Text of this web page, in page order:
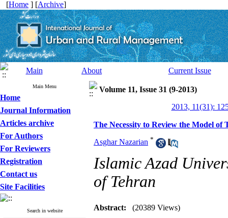
[Home ] [Archive]
Main About Current Issue
Main Menu
Home
Journal Information
Articles archive
For Authors
For Reviewers
Registration
Contact us
Site Facilities
Search in website
Volume 11, Issue 31 (9-2013)
2013, 11(31):
The Necessity to Review the Model of
Asghar Nazarian *
Islamic Azad
of Tehran
Abstract: (20389 Views)